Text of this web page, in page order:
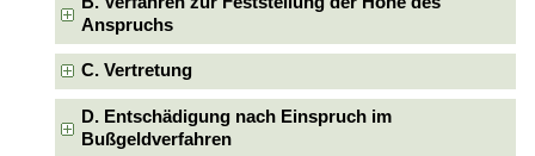
Anspruchs
C. Vertretung
D. Entschädigung nach Einspruch im
Bußgeldverfahren